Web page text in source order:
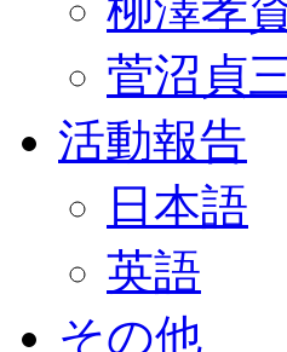
菅沼貞
活動報告
日本語
英語
その他